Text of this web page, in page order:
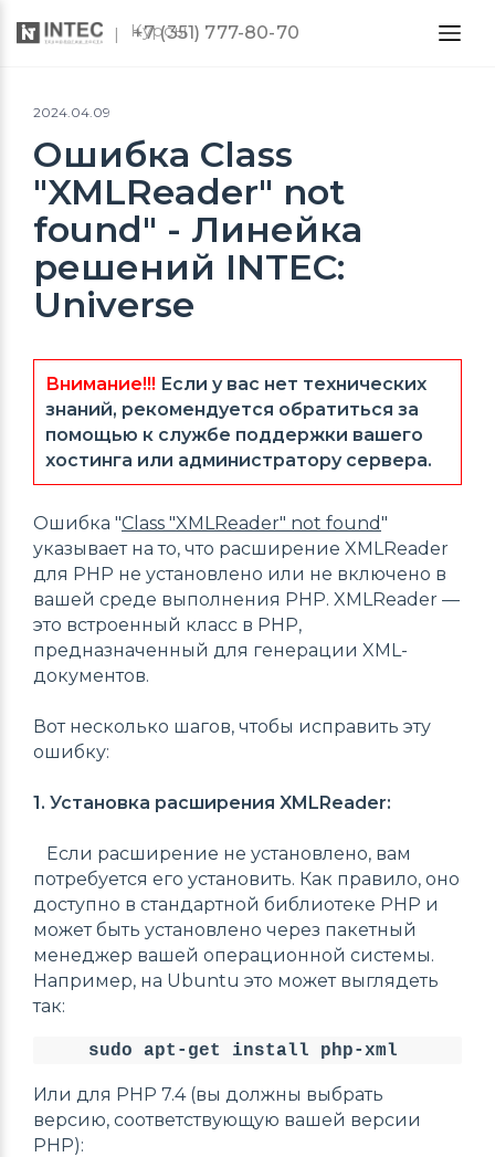
Курсы
+7 (351) 777-80-70
2024.04.09
Ошибка Class
"XMLReader" not
found" - Линейка
решений INTEC:
Universe
Внимание!!! Если у вас нет технических
знаний, рекомендуется обратиться за
помощью к службе поддержки вашего
хостинга или администратору сервера.
Ошибка "Class "XMLReader" not found"
указывает на то, что расширение XMLReader
для PHP не установлено или не включено в
вашей среде выполнения PHP. XMLReader —
это встроенный класс в PHP,
предназначенный для генерации XML-
документов.
Вот несколько шагов, чтобы исправить эту
ошибку:
1. Установка расширения XMLReader:
Если расширение не установлено, вам
потребуется его установить. Как правило, оно
доступно в стандартной библиотеке PHP и
может быть установлено через пакетный
менеджер вашей операционной системы.
Например, на Ubuntu это может выглядеть
так:
sudo apt-get install php-xml
Или для PHP 7.4 (вы должны выбрать
версию, соответствующую вашей версии
PHP):